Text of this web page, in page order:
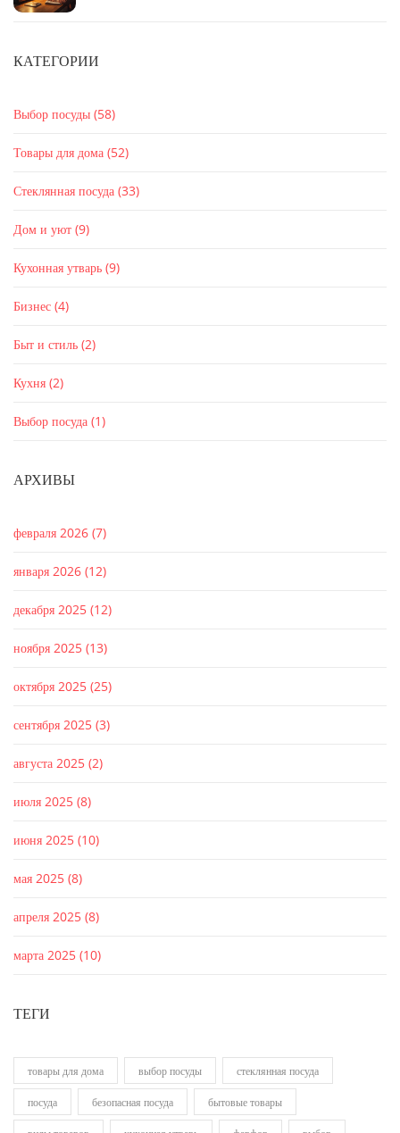
КАТЕГОРИИ
Выбор посуды (58)
Товары для дома (52)
Стеклянная посуда (33)
Дом и уют (9)
Кухонная утварь (9)
Бизнес (4)
Быт и стиль (2)
Кухня (2)
Выбор посуда (1)
АРХИВЫ
февраля 2026 (7)
января 2026 (12)
декабря 2025 (12)
ноября 2025 (13)
октября 2025 (25)
сентября 2025 (3)
августа 2025 (2)
июля 2025 (8)
июня 2025 (10)
мая 2025 (8)
апреля 2025 (8)
марта 2025 (10)
ТЕГИ
товары для дома выбор посуды стеклянная посуда
посуда безопасная посуда бытовые товары